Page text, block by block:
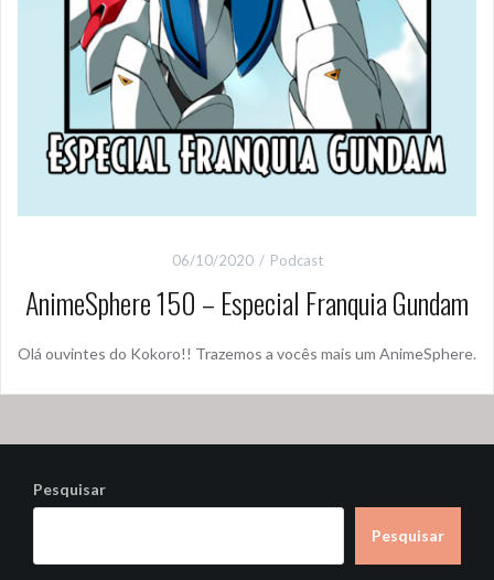
06/10/2020 Podcast
AnimeSphere 150 – Especial Franquia Gundam
Olá ouvintes do Kokoro!! Trazemos a vocês mais um AnimeSphere.
Pesquisar
Pesquisar